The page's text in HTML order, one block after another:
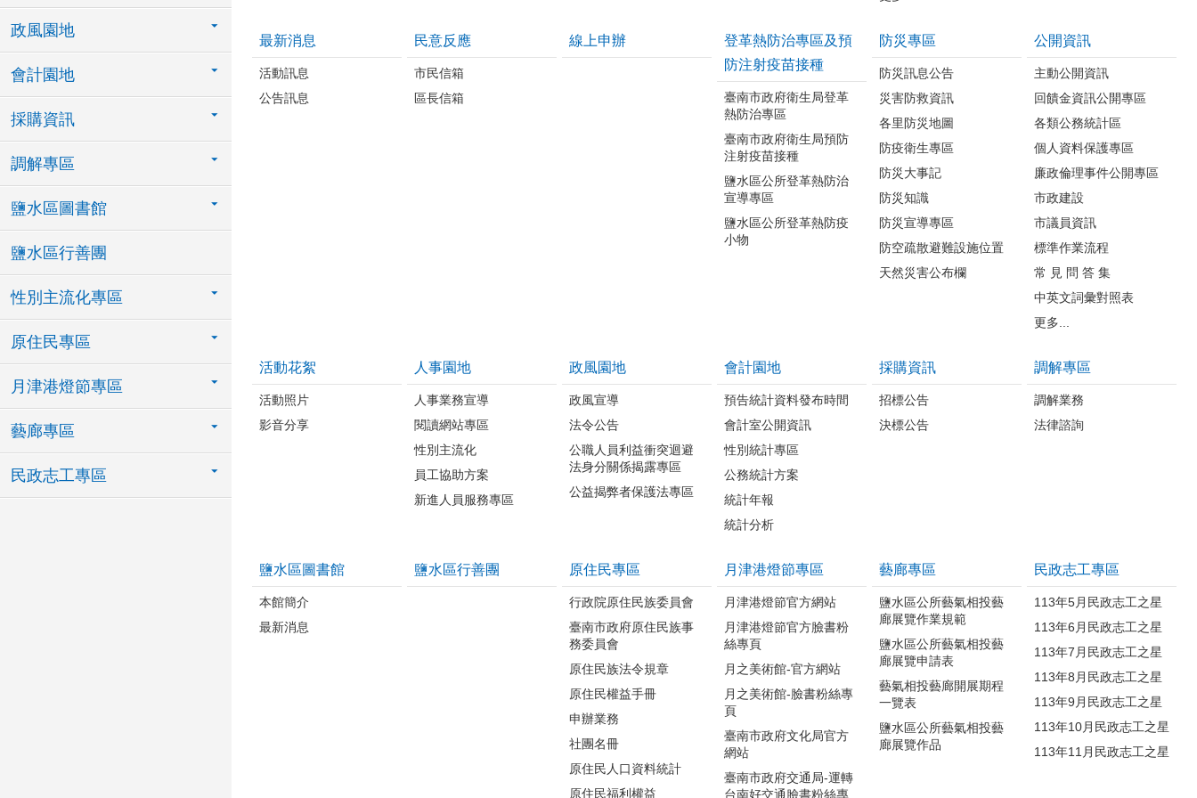
政風園地
會計園地
採購資訊
調解專區
鹽水區圖書館
鹽水區行善團
性別主流化專區
原住民專區
月津港燈節專區
藝廊專區
民政志工專區
最新消息
活動訊息
公告訊息
民意反應
市民信箱
區長信箱
線上申辦
登革熱防治專區及預
防注射疫苗接種
臺南市政府衛生局登革
熱防治專區
臺南市政府衛生局預防
注射疫苗接種
鹽水區公所登革熱防治
宣導專區
鹽水區公所登革熱防疫
小物
防災專區
防災訊息公告
災害防救資訊
各里防災地圖
防疫衛生專區
防災大事記
防災知識
防災宣導專區
防空疏散避難設施位置
天然災害公布欄
公開資訊
主動公開資訊
回饋金資訊公開專區
各類公務統計區
個人資料保護專區
廉政倫理事件公開專區
市政建設
市議員資訊
標準作業流程
常 見 問 答 集
中英文詞彙對照表
更多...
活動花絮
活動照片
影音分享
人事園地
人事業務宣導
閱讀網站專區
性別主流化
員工協助方案
新進人員服務專區
政風園地
政風宣導
法令公告
公職人員利益衝突迴避
法身分關係揭露專區
公益揭弊者保護法專區
會計園地
預告統計資料發布時間
會計室公開資訊
性別統計專區
公務統計方案
統計年報
統計分析
採購資訊
招標公告
決標公告
調解專區
調解業務
法律諮詢
鹽水區圖書館
本館簡介
最新消息
鹽水區行善團 原住民專區
行政院原住民族委員會
臺南市政府原住民族事
務委員會
原住民族法令規章
原住民權益手冊
申辦業務
社團名冊
原住民人口資料統計
原住民福利權益
月津港燈節專區
月津港燈節官方網站
月津港燈節官方臉書粉
絲專頁
月之美術館-官方網站
月之美術館-臉書粉絲專
頁
臺南市政府文化局官方
網站
臺南市政府交通局-運轉
台南好交通臉書粉絲專
藝廊專區
鹽水區公所藝氣相投藝
廊展覽作業規範
鹽水區公所藝氣相投藝
廊展覽申請表
藝氣相投藝廊開展期程
一覽表
鹽水區公所藝氣相投藝
廊展覽作品
民政志工專區
113年5月民政志工之星
113年6月民政志工之星
113年7月民政志工之星
113年8月民政志工之星
113年9月民政志工之星
113年10月民政志工之星
113年11月民政志工之星